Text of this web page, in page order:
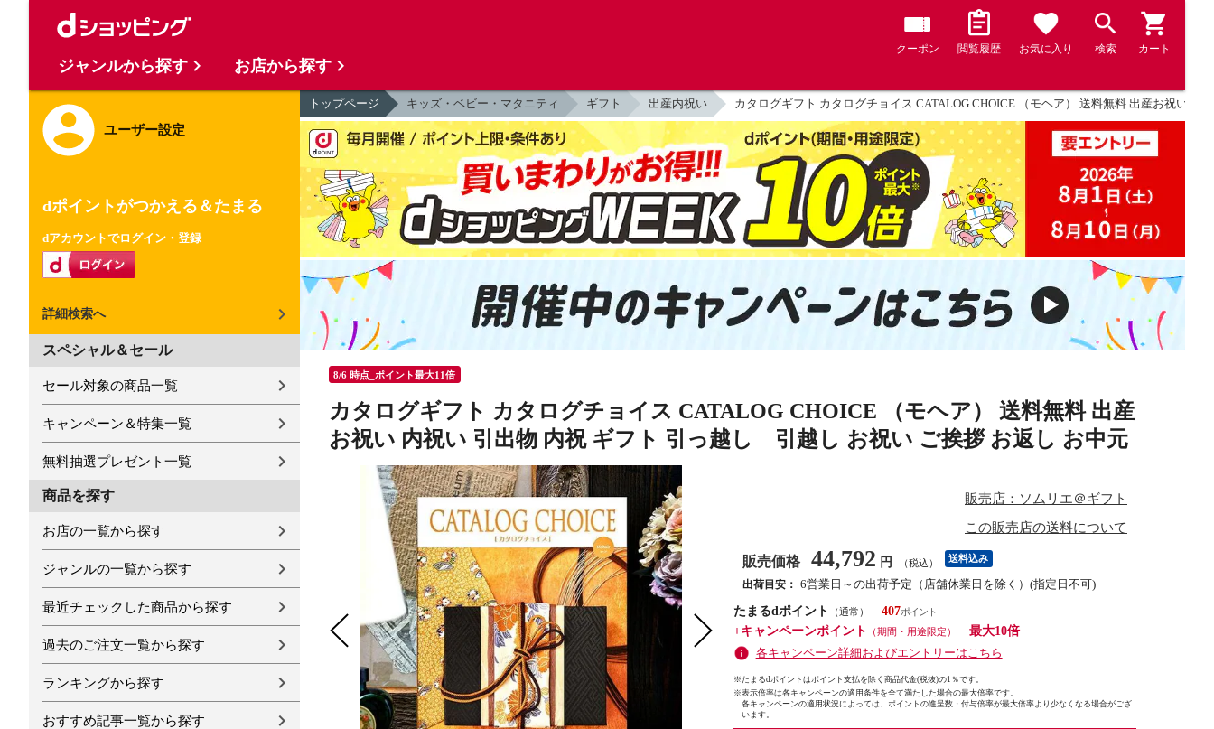
クーポン 閲覧履歴 お気に入り 検索 カート
ユーザー設定
dポイントがつかえる＆たまる
dアカウントでログイン・登録
詳細検索へ
スペシャル＆セール
セール対象の商品一覧
キャンペーン＆特集一覧
無料抽選プレゼント一覧
商品を探す
お店の一覧から探す
ジャンルの一覧から探す
最近チェックした商品から探す
過去のご注文一覧から探す
ランキングから探す
おすすめ記事一覧から探す
トップページ キッズ・ベビー・マタニティ ギフト 出産内祝い カタログギフト カタログチョイス CATALOG CHOICE （モヘア） 送料無料 出産お祝い
8/6 時点_ポイント最大11倍
カタログギフト カタログチョイス CATALOG CHOICE （モヘア） 送料無料 出産
お祝い 内祝い 引出物 内祝 ギフト 引っ越し 引越し お祝い ご挨拶 お返し お中元
販売店：ソムリエ＠ギフト
この販売店の送料について
販売価格 44,792 円 （税込） 送料込み
出荷目安： 6営業日～の出荷予定（店舗休業日を除く）(指定日不可)
たまるdポイント
（通常）
407
+キャンペーンポイント
（期間・用途限定）
最大10倍
各キャンペーン詳細およびエントリーはこちら
※たまるdポイントはポイント支払を除く商品代金(税抜)の1％です。
※表示倍率は各キャンペーンの適用条件を全て満たした場合の最大倍率です。
各キャンペーンの適用状況によっては、ポイントの進呈数・付与倍率が最大倍率より少なくなる場合がござ
います。
ジャンルから探す お店から探す